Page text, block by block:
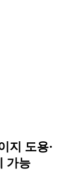
지 도용·
가능